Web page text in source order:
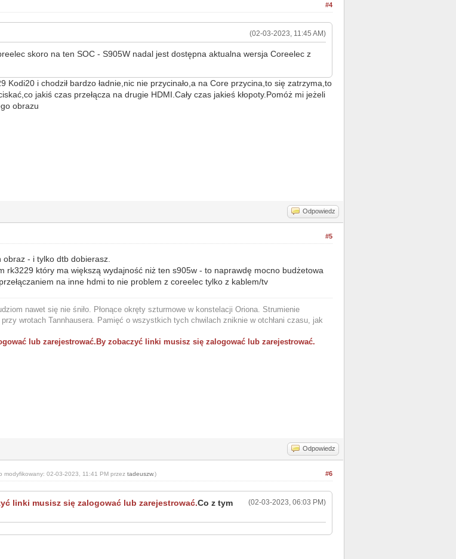
#4
(02-03-2023, 11:45 AM)
skoro na ten SOC - S905W nadal jest dostępna aktualna wersja Coreelec z
Kodi20 i chodził bardzo ładnie,nic nie przycinało,a na Core przycina,to się zatrzyma,to
jakiś czas przełącza na drugie HDMI.Cały czas jakieś kłopoty.Pomóż mi jeżeli
obrazu
Odpowiedz
#5
- i tylko dtb dobierasz.
rk3229 który ma większą wydajność niż ten s905w - to naprawdę mocno budżetowa
na inne hdmi to nie problem z coreelec tylko z kablem/tv
nawet się nie śniło. Płonące okręty szturmowe w konstelacji Oriona. Strumienie
wrotach Tannhausera. Pamięć o wszystkich tych chwilach zniknie w otchłani czasu, jak
lub zarejestrować. By zobaczyć linki musisz się zalogować lub zarejestrować.
Odpowiedz
#6
modyfikowany: 02-03-2023, 11:41 PM przez tadeuszw.)
(02-03-2023, 06:03 PM)
linki musisz się zalogować lub zarejestrować.Co z tym